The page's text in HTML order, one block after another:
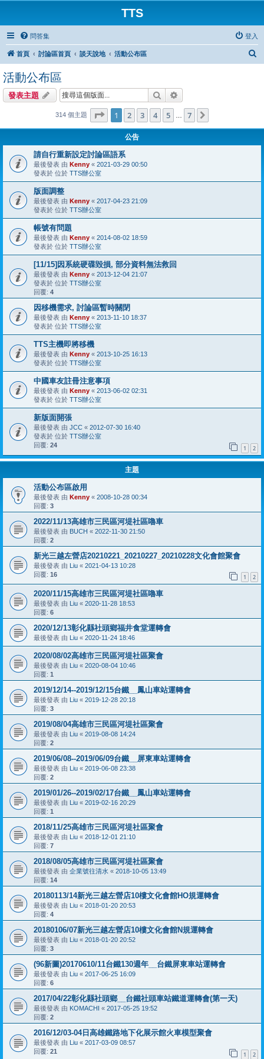
TTS
問答集 登入
首頁 討論區首頁 談天說地 活動公布區
活動公布區
發表主題 搜尋
314 個主題 1 頁 (共7 頁)
1 2 3 4 5 7
公告
請自行重新設定討論區語系
最後發表 由 Kenny « 2021-03-29 00:50
發表於 位於 TTS辦公室
版面調整
最後發表 由 Kenny « 2017-04-23 21:09
發表於 位於 TTS辦公室
帳號有問題
最後發表 由 Kenny « 2014-08-02 18:59
發表於 位於 TTS辦公室
[11/15]因系統硬碟毀損, 部分資料無法救回
最後發表 由 Kenny « 2013-12-04 21:07
發表於 位於 TTS辦公室
回覆: 4
因移機需求, 討論區暫時關閉
最後發表 由 Kenny « 2013-11-10 18:37
發表於 位於 TTS辦公室
TTS主機即將移機
最後發表 由 Kenny « 2013-10-25 16:13
發表於 位於 TTS辦公室
中國車友註冊注意事項
最後發表 由 Kenny « 2013-06-02 02:31
發表於 位於 TTS辦公室
新版面開張
最後發表 由 JCC « 2012-07-30 16:40
發表於 位於 TTS辦公室
回覆: 24 1 2
主題
活動公布區啟用
最後發表 由 Kenny « 2008-10-28 00:34
回覆: 3
2022/11/13高雄市三民區河堤社區嚕車
最後發表 由 BUCH « 2022-11-30 21:50
回覆: 2
新光三越左營店20210221_20210227_20210228文化會館聚會
最後發表 由 Liu « 2021-04-13 10:28
回覆: 16 1 2
2020/11/15高雄市三民區河堤社區嚕車
最後發表 由 Liu « 2020-11-28 18:53
回覆: 6
2020/12/13彰化縣社頭鄉福井食堂運轉會
最後發表 由 Liu « 2020-11-24 18:46
2020/08/02高雄市三民區河堤社區聚會
最後發表 由 Liu « 2020-08-04 10:46
回覆: 1
2019/12/14--2019/12/15台鐵__鳳山車站運轉會
最後發表 由 Liu « 2019-12-28 20:18
回覆: 3
2019/08/04高雄市三民區河堤社區聚會
最後發表 由 Liu « 2019-08-08 14:24
回覆: 2
2019/06/08--2019/06/09台鐵__屏東車站運轉會
最後發表 由 Liu « 2019-06-08 23:38
回覆: 2
2019/01/26--2019/02/17台鐵__鳳山車站運轉會
最後發表 由 Liu « 2019-02-16 20:29
回覆: 1
2018/11/25高雄市三民區河堤社區聚會
最後發表 由 Liu « 2018-12-01 21:10
回覆: 7
2018/08/05高雄市三民區河堤社區聚會
最後發表 由 企業號往清水 « 2018-10-05 13:49
回覆: 14
20180113/14新光三越左營店10樓文化會館HO規運轉會
最後發表 由 Liu « 2018-01-20 20:53
回覆: 4
20180106/07新光三越左營店10樓文化會館N規運轉會
最後發表 由 Liu « 2018-01-20 20:52
回覆: 3
(96新圖)20170610/11台鐵130週年__台鐵屏東車站運轉會
最後發表 由 Liu « 2017-06-25 16:09
回覆: 6
2017/04/22彰化縣社頭鄉__台鐵社頭車站鐵道運轉會(第一天)
最後發表 由 KOMACHI « 2017-05-25 19:52
回覆: 2
2016/12/03-04日高雄鐵路地下化展示館火車模型聚會
最後發表 由 Liu « 2017-03-09 08:57
回覆: 21 1 2